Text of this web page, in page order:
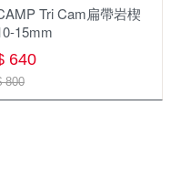
Tri Cam扁帶岩楔
15mm
640
800